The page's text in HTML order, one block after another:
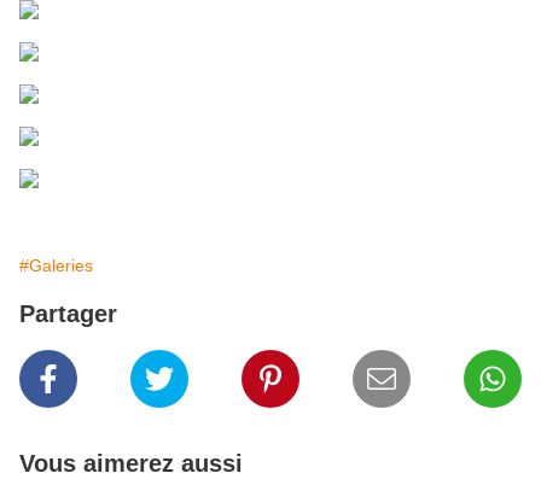
#Galeries
Partager
Vous aimerez aussi